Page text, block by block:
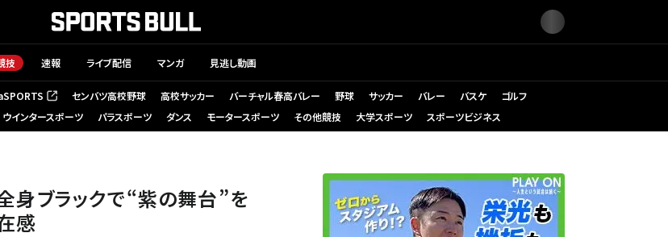
技 速報 ライブ配信 マンガ 見逃し動画
タブで開く） センバツ高校野球 高校サッカー バーチャル春高バレー 野球 サッカー バレー バスケ
ゴルフ
ウインタースポーツ パラスポーツ ダンス モータースポーツ その他競技 大学スポーツ スポーツビジネス
身ブラックで“紫の舞台”を
感